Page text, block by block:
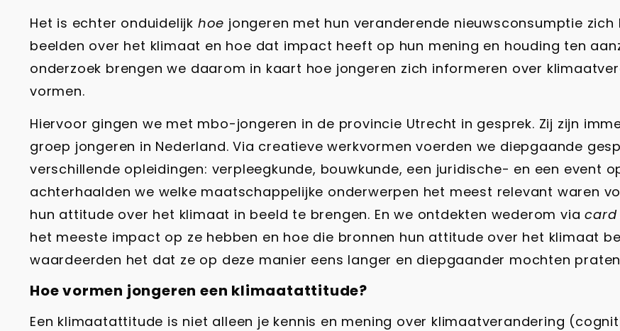
Het is echter onduidelijk hoe jongeren met hun veranderende nieuwsconsumptie
beelden over het klimaat en hoe dat impact heeft op hun mening en houding ten
onderzoek brengen we daarom in kaart hoe jongeren zich informeren over
vormen.
Hiervoor gingen we met mbo-jongeren in de provincie Utrecht in gesprek. Zij zijn
groep jongeren in Nederland. Via creatieve werkvormen voerden we diepgaande
verschillende opleidingen: verpleegkunde, bouwkunde, een juridische- en een event
achterhaalden we welke maatschappelijke onderwerpen het meest relevant waren
hun attitude over het klimaat in beeld te brengen. En we ontdekten wederom viacard
het meeste impact op ze hebben en hoe die bronnen hun attitude over het klimaat
waardeerden het dat ze op deze manier eens langer en diepgaander mochten
Hoe vormen jongeren een klimaatattitude?
Een klimaatattitude is niet alleen je kennis en mening over klimaatverandering